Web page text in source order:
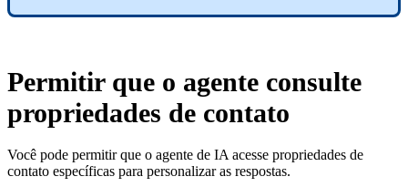
Permitir que o agente consulte
propriedades de contato
Você pode permitir que o agente de IA acesse propriedades de
contato específicas para personalizar as respostas.